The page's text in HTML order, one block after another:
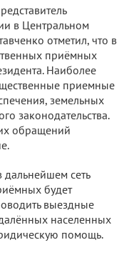
в Центральном
отметил, что в
приёмных
Наиболее
приемные
земельных
законодательства.
обращений
дальнейшем сеть
будет
выездные
населенных
помощь.